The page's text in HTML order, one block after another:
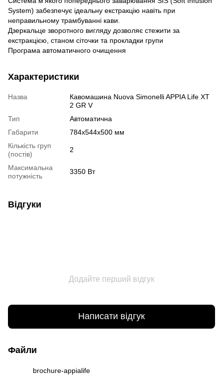
System) забезпечує ідеальну екстракцію навіть при
неправильному трамбуванні кави.
Дзеркальце зворотного вигляду дозволяє стежити за
екстракцією, станом сіточки та прокладки групи
Програма автоматичного очищення
Характеристики
Назва
Кавомашина Nuova Simonelli APPIA Life XT
2 GR V
Тип
Автоматична
Габарити
784х544х500 мм
Кількість груп
(постів)
2
Максимальна
потужність
3350 Вт
Відгуки
Додайте перший відгук
Написати відгук
Файли
brochure-appialife